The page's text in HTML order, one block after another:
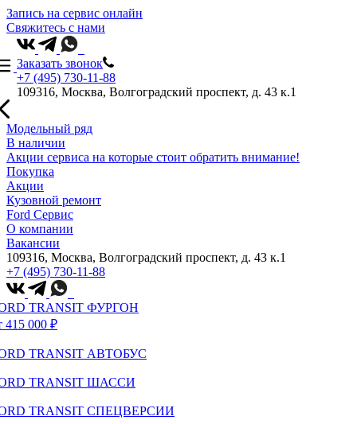
Запись на сервис онлайн
Свяжитесь с нами
Заказать звонок
+7 (495) 730-11-88
109316, Москва, Волгоградский проспект, д. 43 к.1
Модельный ряд
В наличии
Акции сервиса на которые стоит обратить внимание!
Покупка
Акции
Кузовной ремонт
Ford Сервис
О компании
Вакансии
109316, Москва, Волгоградский проспект, д. 43 к.1
+7 (495) 730-11-88
TRANSIT ФУРГОН
415 000 ₽
TRANSIT АВТОБУС
TRANSIT ШАССИ
TRANSIT СПЕЦВЕРСИИ